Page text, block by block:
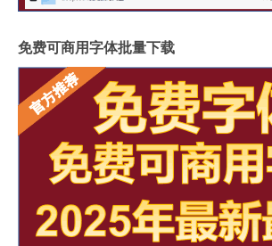
免费可商用字体批量下载